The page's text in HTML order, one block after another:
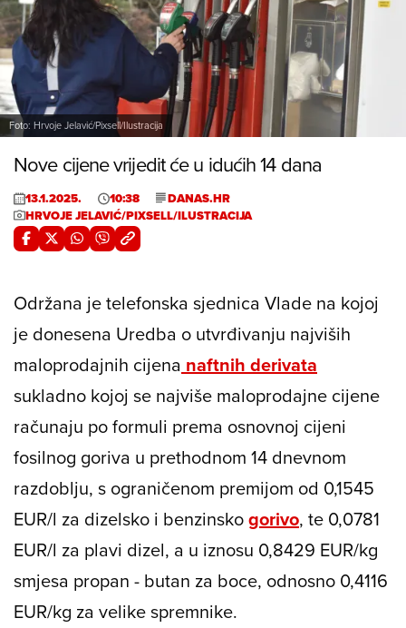
Foto: Hrvoje Jelavić/Pixsell/Ilustracija
Nove cijene vrijedit će u idućih 14 dana
13.1.2025. 10:38
DANAS.HR
HRVOJE JELAVIĆ/PIXSELL/ILUSTRACIJA
Održana je telefonska sjednica Vlade na kojoj
je donesena Uredba o utvrđivanju najviših
maloprodajnih cijena naftnih derivata
sukladno kojoj se najviše maloprodajne cijene
računaju po formuli prema osnovnoj cijeni
fosilnog goriva u prethodnom 14 dnevnom
razdoblju, s ograničenom premijom od 0,1545
EUR/l za dizelsko i benzinskogorivo, te 0,0781
EUR/l za plavi dizel, a u iznosu 0,8429 EUR/kg
smjesa propan - butan za boce, odnosno 0,4116
EUR/kg za velike spremnike.